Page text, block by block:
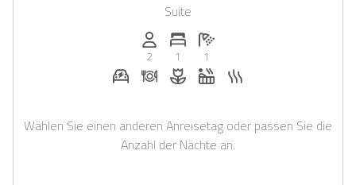
Suite
Anzahl der Personen: 2
2
Anzahl der Schlafzimmer: 1
1
Anzahl der Badezimmer: 1
1
E-Auto Ladestation auf Anfrage
Abendessen auf Anfrage
Blumen und romantische Deko
Whirlpool
Wählen Sie einen anderen Anreisetag oder passen Sie die
Anzahl der Nächte an.